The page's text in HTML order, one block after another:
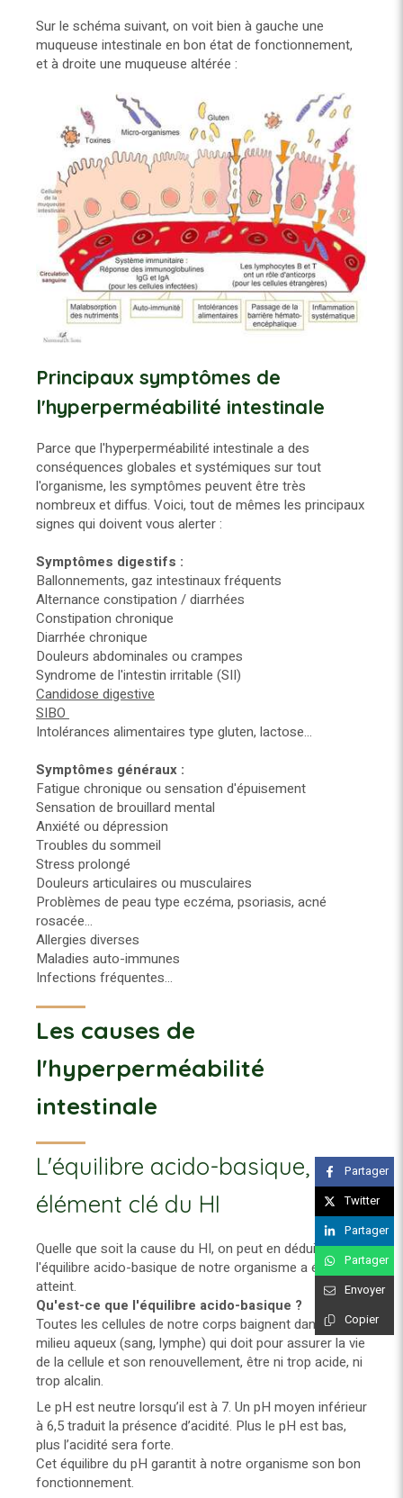
Sur le schéma suivant, on voit bien à gauche une
muqueuse intestinale en bon état de fonctionnement,
et à droite une muqueuse altérée :
Principaux symptômes de
l'hyperperméabilité intestinale
Parce que l'hyperperméabilité intestinale a des
conséquences globales et systémiques sur tout
l'organisme, les symptômes peuvent être très
nombreux et diffus. Voici, tout de mêmes les principaux
signes qui doivent vous alerter :
Symptômes digestifs :
Ballonnements, gaz intestinaux fréquents
Alternance constipation / diarrhées
Constipation chronique
Diarrhée chronique
Douleurs abdominales ou crampes
Syndrome de l'intestin irritable (SII)
Candidose digestive
SIBO
Intolérances alimentaires type gluten, lactose...
Symptômes généraux :
Fatigue chronique ou sensation d'épuisement
Sensation de brouillard mental
Anxiété ou dépression
Troubles du sommeil
Stress prolongé
Douleurs articulaires ou musculaires
Problèmes de peau type eczéma, psoriasis, acné
rosacée...
Allergies diverses
Maladies auto-immunes
Infections fréquentes...
Les causes de
l'hyperperméabilité
intestinale
L'équilibre acido-basique,
élément clé du HI
Quelle que soit la cause du HI, on peut en déduire que
l'équilibre acido-basique de notre organisme a été
atteint.
Qu'est-ce que l'équilibre acido-basique ?
Toutes les cellules de notre corps baignent dans un
milieu aqueux (sang, lymphe) qui doit pour assurer la vie
de la cellule et son renouvellement, être ni trop acide, ni
trop alcalin.
Le pH est neutre lorsqu’il est à 7. Un pH moyen inférieur
à 6,5 traduit la présence d’acidité. Plus le pH est bas,
plus l’acidité sera forte.
Cet équilibre du pH garantit à notre organisme son bon
fonctionnement.
Partager
Twitter
Partager
Partager
Envoyer
Copier